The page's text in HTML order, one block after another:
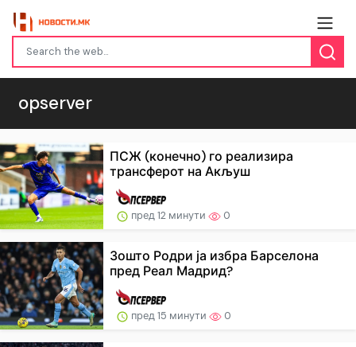
opserver
ПСЖ (конечно) го реализира
трансферот на Акљуш
пред 12 минути 0
Зошто Родри ја избра Барселона
пред Реал Мадрид?
пред 15 минути 0